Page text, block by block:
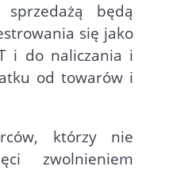
będą
się jako
i do naliczania i
od towarów i
którzy nie
zwolnieniem